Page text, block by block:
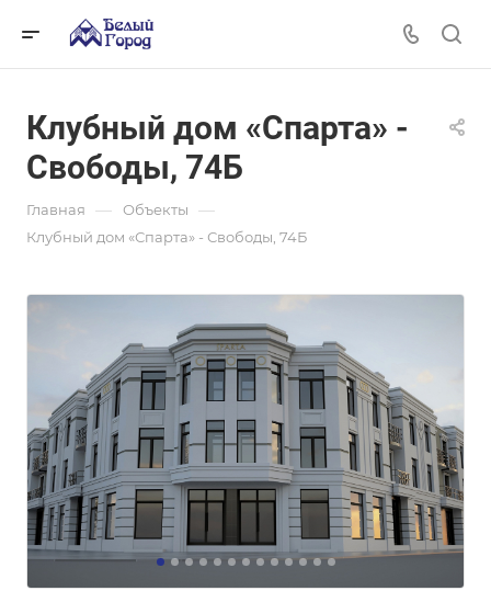
Клубный дом «Спарта» -
Свободы, 74Б
Главная — Объекты —
Клубный дом «Спарта» - Свободы, 74Б